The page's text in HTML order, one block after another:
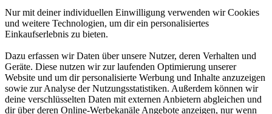
Nur mit deiner individuellen Einwilligung verwenden wir Cookies
und weitere Technologien, um dir ein personalisiertes
Einkaufserlebnis zu bieten.
Dazu erfassen wir Daten über unsere Nutzer, deren Verhalten und
Geräte. Diese nutzen wir zur laufenden Optimierung unserer
Website und um dir personalisierte Werbung und Inhalte anzuzeigen
sowie zur Analyse der Nutzungsstatistiken. Außerdem können wir
deine verschlüsselten Daten mit externen Anbietern abgleichen und
dir über deren Online-Werbekanäle Angebote anzeigen, nur wenn